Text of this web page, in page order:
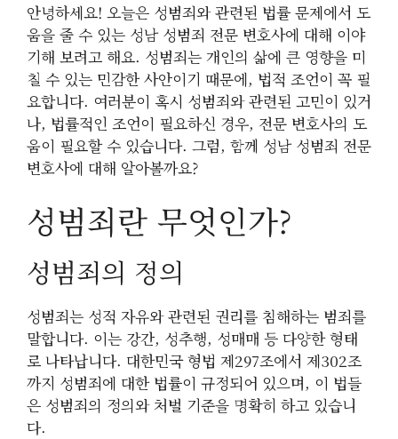
안녕하세요! 오늘은 성범죄와 관련된 법률 문제에서 도
움을 줄 수 있는 성남 성범죄 전문 변호사에 대해 이야
기해 보려고 해요. 성범죄는 개인의 삶에 큰 영향을 미
칠 수 있는 민감한 사안이기 때문에, 법적 조언이 꼭 필
요합니다. 여러분이 혹시 성범죄와 관련된 고민이 있거
나, 법률적인 조언이 필요하신 경우, 전문 변호사의 도
움이 필요할 수 있습니다. 그럼, 함께 성남 성범죄 전문
변호사에 대해 알아볼까요?
성범죄란 무엇인가?
성범죄의 정의
성범죄는 성적 자유와 관련된 권리를 침해하는 범죄를
말합니다. 이는 강간, 성추행, 성매매 등 다양한 형태
로 나타납니다. 대한민국 형법 제297조에서 제302조
까지 성범죄에 대한 법률이 규정되어 있으며, 이 법들
은 성범죄의 정의와 처벌 기준을 명확히 하고 있습니
다.